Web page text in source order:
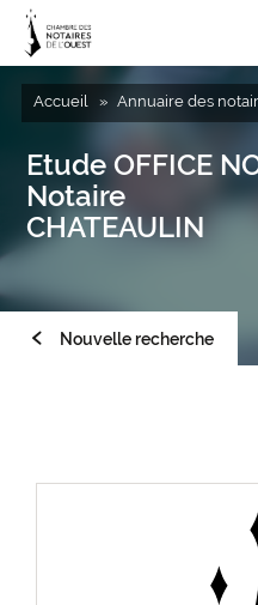
Accueil Annuaire des
EtudeOFFICE
Notaire
CHATEAULIN
Nouvelle recherche